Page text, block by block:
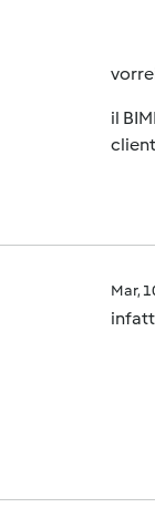
il
Mar,